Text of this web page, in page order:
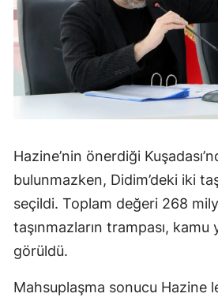
Hazine’nin önerdiği
bulunmazken, Didim’deki iki
seçildi. Toplam değeri 268
taşınmazların trampası, kamu
görüldü.
Mahsuplaşma sonucu Hazine